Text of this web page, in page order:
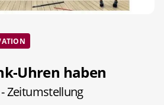
Uhren haben
- Zeitumstellung